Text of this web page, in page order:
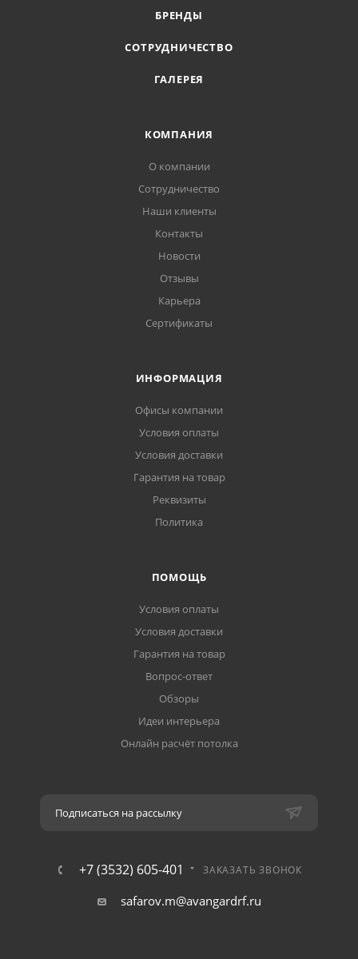
БРЕНДЫ
СОТРУДНИЧЕСТВО
ГАЛЕРЕЯ
КОМПАНИЯ
О компании
Сотрудничество
Наши клиенты
Контакты
Новости
Отзывы
Карьера
Сертификаты
ИНФОРМАЦИЯ
Офисы компании
Условия оплаты
Условия доставки
Гарантия на товар
Реквизиты
Политика
ПОМОЩЬ
Условия оплаты
Условия доставки
Гарантия на товар
Вопрос-ответ
Обзоры
Идеи интерьера
Онлайн расчёт потолка
Подписаться на рассылку
+7 (3532) 605-401 ЗАКАЗАТЬ ЗВОНОК
safarov.m@avangardrf.ru